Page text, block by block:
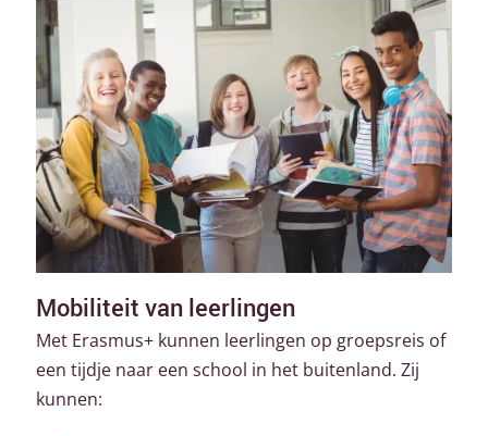
Mobiliteit van leerlingen
Met Erasmus+ kunnen leerlingen op groepsreis of
een tijdje naar een school in het buitenland. Zij
kunnen: